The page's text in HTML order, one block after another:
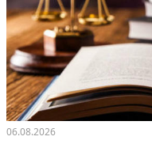
06.08.2026